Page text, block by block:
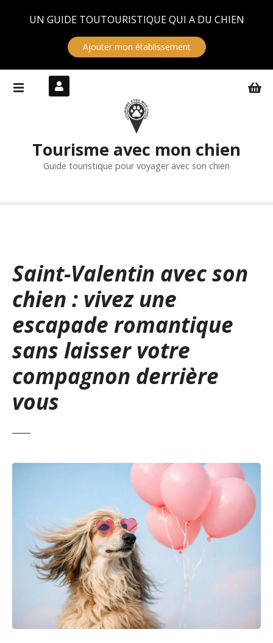
UN GUIDE TOUTOURISTIQUE QUI A DU CHIEN
Ajouter mon établissement
Tourisme avec mon chien
Guide touristique pour voyager avec son chien
Saint-Valentin avec son
chien : vivez une
escapade romantique
sans laisser votre
compagnon derrière
vous